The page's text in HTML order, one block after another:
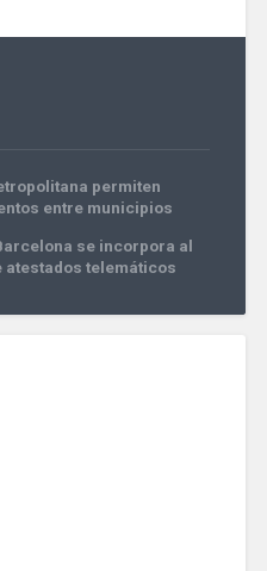
permiten
entre municipios
se incorpora al
atestados telemáticos